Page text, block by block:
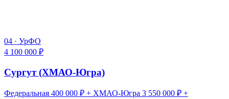
04 · УрФО
4 100 000 ₽
Сургут (ХМАО-Югра)
Федеральная 400 000 ₽ + ХМАО-Югра 3 550 000 ₽ +